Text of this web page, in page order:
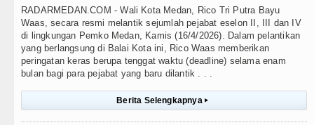
RADARMEDAN.COM - Wali Kota Medan, Rico Tri Putra Bayu
Waas, secara resmi melantik sejumlah pejabat eselon II, III dan IV
di lingkungan Pemko Medan, Kamis (16/4/2026). Dalam pelantikan
yang berlangsung di Balai Kota ini, Rico Waas memberikan
peringatan keras berupa tenggat waktu (deadline) selama enam
bulan bagi para pejabat yang baru dilantik . . .
Berita Selengkapnya ▸